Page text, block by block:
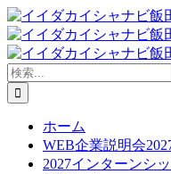
Skip
to
content
X
Facebook
YouTube
電
子
メ
ー
ル
Tiktok
検
索
…
ホーム
WEB企業説明会
2027インターンシ